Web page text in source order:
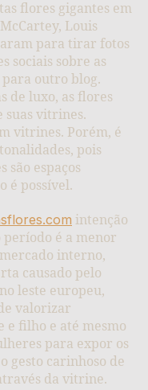
flores gigantes em
Louis
para tirar fotos
sociais sobre as
para outro blog.
de luxo, as flores
suas vitrines.
vitrines. Porém, é
pois
são espaços
é possível.
intenção
período é a menor
interno,
causado pelo
leste europeu,
valorizar
e filho e até mesmo
para expor os
gesto carinhoso de
da vitrine.